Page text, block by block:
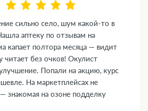
сильно село, шум какой-то в
аптеку по отзывам на
капает полтора месяца — видит
читает без очков! Окулист
Попали на акцию, курс
На маркетплейсах не
знакомая на озоне подделку